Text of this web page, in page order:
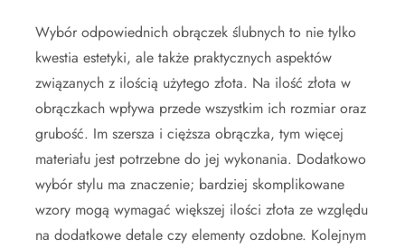
Wybór odpowiednich obrączek ślubnych to nie tylko
kwestia estetyki, ale także praktycznych aspektów
związanych z ilością użytego złota. Na ilość złota w
obrączkach wpływa przede wszystkim ich rozmiar oraz
grubość. Im szersza i cięższa obrączka, tym więcej
materiału jest potrzebne do jej wykonania. Dodatkowo
wybór stylu ma znaczenie; bardziej skomplikowane
wzory mogą wymagać większej ilości złota ze względu
na dodatkowe detale czy elementy ozdobne. Kolejnym